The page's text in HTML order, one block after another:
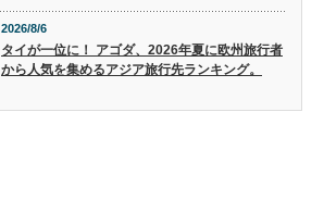
2026/8/6
タイが一位に！ アゴダ、2026年夏に欧州旅行者
から人気を集めるアジア旅行先ランキング。